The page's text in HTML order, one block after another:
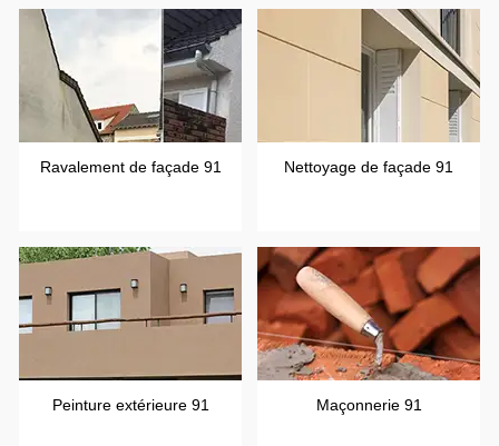
Ravalement de façade 91 Nettoyage de façade 91
Peinture extérieure 91 Maçonnerie 91